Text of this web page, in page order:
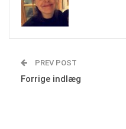
PREV POST
Forrige indlæg